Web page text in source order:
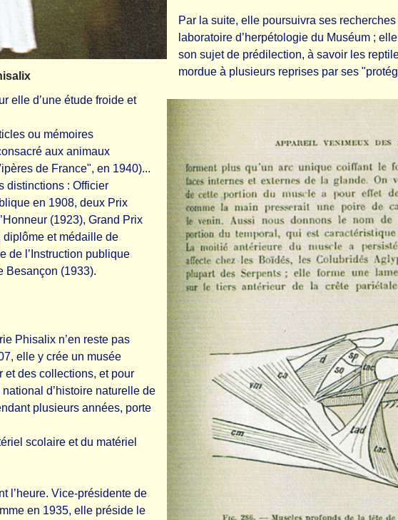
Par la suite, elle poursuivra ses
laboratoire d’herpétologie du Muséum ;
son sujet de prédilection, à savoir les
mordue à plusieurs reprises par ses
elle d’une étude froide et
ou mémoires
aux animaux
de France", en 1940)...
distinctions : Officier
en 1908, deux Prix
(1923), Grand Prix
diplôme et médaille de
de l’Instruction publique
Besançon (1933).
Phisalix n’en reste pas
elle y crée un musée
et des collections, et pour
d’histoire naturelle de
plusieurs années, porte
scolaire et du matériel
l’heure. Vice-présidente de
en 1935, elle préside le